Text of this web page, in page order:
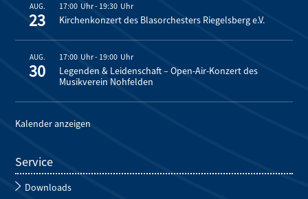
AUG.
23
17:00 - 19:30
Kirchenkonzert des Blasorchesters Riegelsberg e.V.
AUG.
30
17:00 - 19:00
Legenden & Leidenschaft – Open-Air-Konzert des
Musikverein Nohfelden
Kalender anzeigen
Service
Downloads